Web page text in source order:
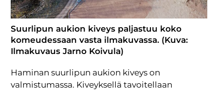
Suurlipun aukion kiveys paljastuu koko
komeudessaan vasta ilmakuvassa. (Kuva:
Ilmakuvaus Jarno Koivula)
Haminan suurlipun aukion kiveys on
valmistumassa. Kiveyksellä tavoitellaan